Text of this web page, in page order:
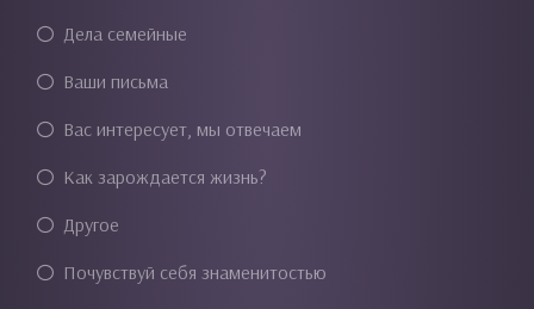
Дела семейные
Ваши письма
Вас интересует, мы отвечаем
Как зарождается жизнь?
Другое
Почувствуй себя знаменитостью